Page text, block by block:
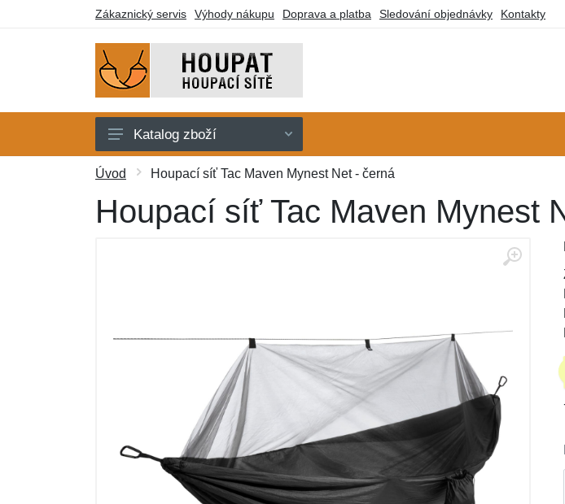
Zákaznický servis Výhody nákupu Doprava a platba Sledování objednávky Kontakty
Houpací sítě
Houpací křesla
Katalog zboží
Úvod Houpací síť Tac Maven Mynest Net - černá
Houpací síť Tac Maven Mynest